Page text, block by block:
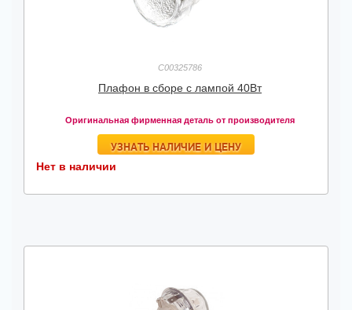
C00325786
Плафон в сборе с лампой 40Вт
Оригинальная фирменная деталь от производителя
УЗНАТЬ НАЛИЧИЕ И ЦЕНУ
Нет в наличии